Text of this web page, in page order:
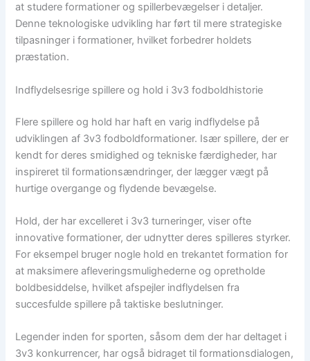
at studere formationer og spillerbevægelser i detaljer.
Denne teknologiske udvikling har ført til mere strategiske
tilpasninger i formationer, hvilket forbedrer holdets
præstation.
Indflydelsesrige spillere og hold i 3v3 fodboldhistorie
Flere spillere og hold har haft en varig indflydelse på
udviklingen af 3v3 fodboldformationer. Især spillere, der er
kendt for deres smidighed og tekniske færdigheder, har
inspireret til formationsændringer, der lægger vægt på
hurtige overgange og flydende bevægelse.
Hold, der har excelleret i 3v3 turneringer, viser ofte
innovative formationer, der udnytter deres spilleres styrker.
For eksempel bruger nogle hold en trekantet formation for
at maksimere afleveringsmulighederne og opretholde
boldbesiddelse, hvilket afspejler indflydelsen fra
succesfulde spillere på taktiske beslutninger.
Legender inden for sporten, såsom dem der har deltaget i
3v3 konkurrencer, har også bidraget til formationsdialogen,